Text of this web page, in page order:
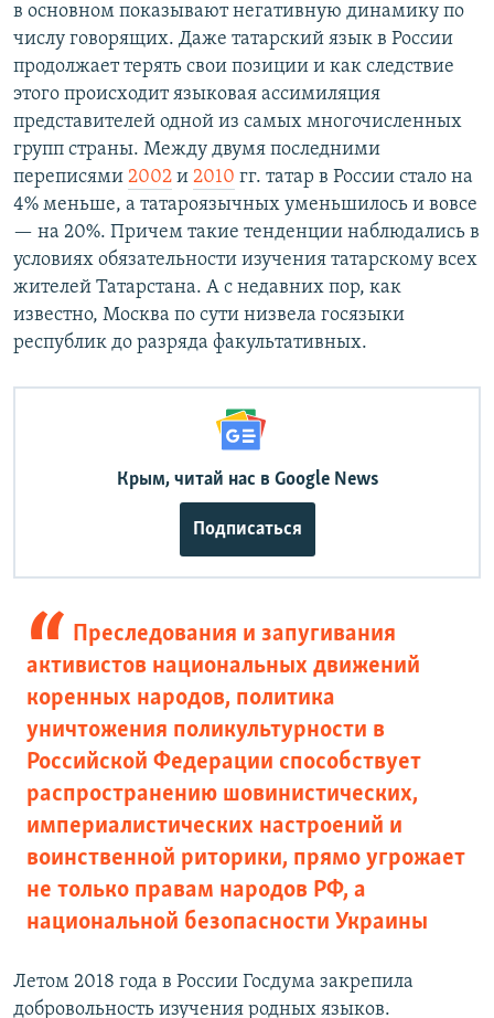
в основном показывают негативную динамику по
числу говорящих. Даже татарский язык в России
продолжает терять свои позиции и как следствие
этого происходит языковая ассимиляция
представителей одной из самых многочисленных
групп страны. Между двумя последними
переписями 2002 и 2010 гг. татар в России стало на
4% меньше, а татароязычных уменьшилось и вовсе
— на 20%. Причем такие тенденции наблюдались в
условиях обязательности изучения татарскому всех
жителей Татарстана. А с недавних пор, как
известно, Москва по сути низвела госязыки
республик до разряда факультативных.
Крым, читай нас в Google News
Подписаться
Преследования и запугивания
активистов национальных движений
коренных народов, политика
уничтожения поликультурности в
Российской Федерации способствует
распространению шовинистических,
империалистических настроений и
воинственной риторики, прямо угрожает
не только правам народов РФ, а
национальной безопасности Украины
Летом 2018 года в России Госдума закрепила
добровольность изучения родных языков.